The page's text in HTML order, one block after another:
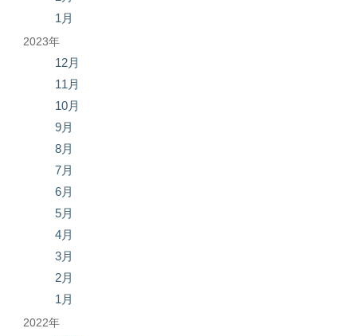
1月
2023年
12月
11月
10月
9月
8月
7月
6月
5月
4月
3月
2月
1月
2022年